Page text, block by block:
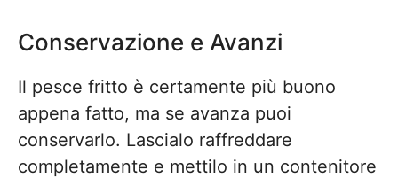
Conservazione e Avanzi
Il pesce fritto è certamente più buono
appena fatto, ma se avanza puoi
conservarlo. Lascialo raffreddare
completamente e mettilo in un contenitore